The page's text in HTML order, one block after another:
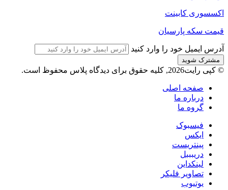
اکسسوری کابینت
قیمت سکه پارسیان
آدرس ایمیل خود را وارد کنید
© کپی رایت2026, کلیه حقوق برای دیدگاه پلاس محفوظ است.
صفحه اصلی
درباره ما
گروه ما
فیسبوک
ایکس
پینتریست
دریبببل
لینکداین
تصاویر فلیکر
یوتیوب